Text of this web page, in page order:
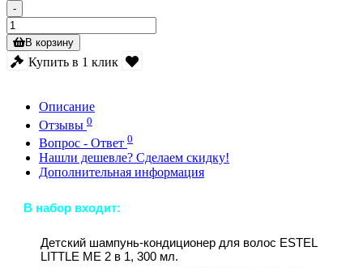
-
В корзину
Купить в 1 клик
Описание
Отзывы 0
Вопрос - Ответ 0
Нашли дешевле? Сделаем скидку!
Дополнительная информация
В набор входит:
Детский шампунь-кондиционер для волос ESTEL
LITTLE ME 2 в 1, 300 мл.